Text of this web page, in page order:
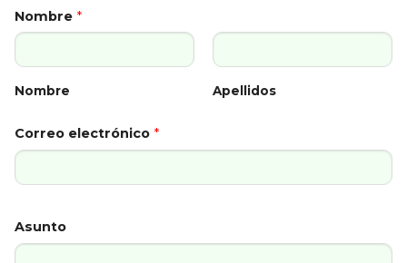
Nombre *
Nombre Apellidos
Correo electrónico *
Asunto